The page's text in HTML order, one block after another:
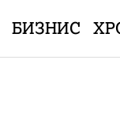
БИЗНИС